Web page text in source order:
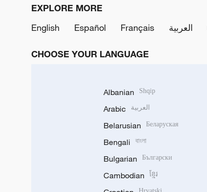
EXPLORE MORE
English
Español Français العربية
CHOOSE YOUR LANGUAGE
Albanian Shqip
Arabic العربية
Belarusian Беларуская
Bengali বাংলা
Bulgarian Български
Cambodian ខ្មែរ